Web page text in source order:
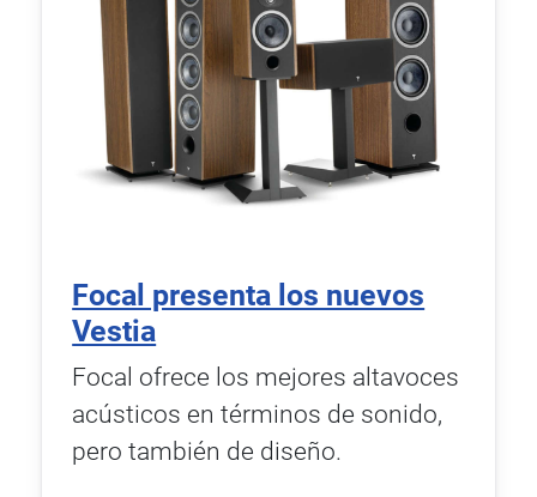
Focal presenta los nuevos
Vestia
Focal ofrece los mejores altavoces
acústicos en términos de sonido,
pero también de diseño.